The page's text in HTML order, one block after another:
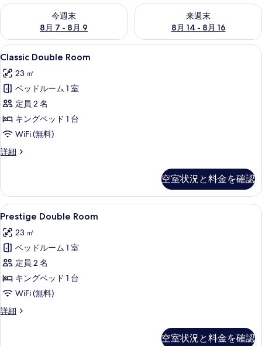
今週末
8月 7 - 8月 9
今週末 8月 7 - 8月 9 の空室状況をチェック
来週末
8月 14 - 8月 16
来週末 8月 14 - 8月 16 の空室
Classic
Double
Room
の
す
べ
て
の
を
表
示
す
る
Classic Double Room | ミニバー、セ
5
Classic Double Room
23 ㎡
ベッドルーム 1 室
定員 2 名
キングベッド 1 台
WiFi (無料)
詳細
Classic
詳
細
空室状況と料金を確認
Prestige
Double
Room
の
す
べ
て
の
Prestige Double Room | ミニバー、
5
Prestige Double Room
23 ㎡
ベッドルーム 1 室
定員 2 名
キングベッド 1 台
WiFi (無料)
詳細
Prestige
空室状況と料金を確認